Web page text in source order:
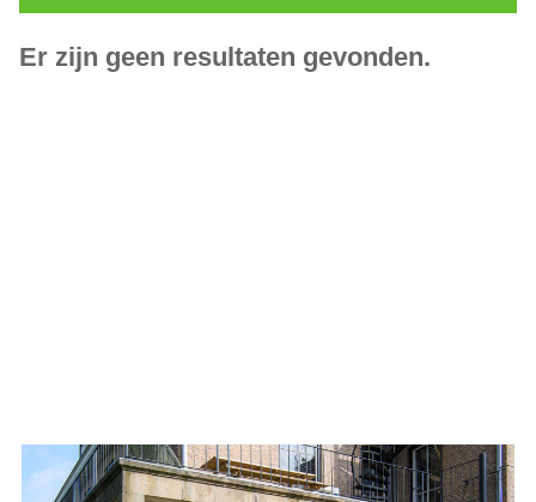
Er zijn geen resultaten gevonden.
Aanbod van LUC